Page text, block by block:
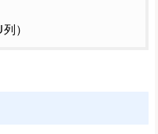
）